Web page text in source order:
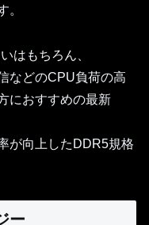
。
はもちろん、
などのCPU負荷の高
におすすめの最新
が向上したDDR5規格
ー